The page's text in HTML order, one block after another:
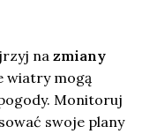
na zmiany
wiatry mogą
Monitoruj
swoje plany